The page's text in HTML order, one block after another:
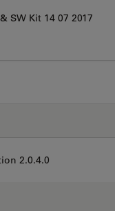
SW Kit 14 07 2017
2.0.4.0